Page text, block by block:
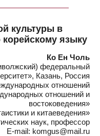
культуры в
корейскому языку
Ко Ен Чоль
федеральный
Казань, Россия
отношений
отношений и
востоковедения»
и китаеведения»
наук, профессор
E-mail: komgus@mail.ru